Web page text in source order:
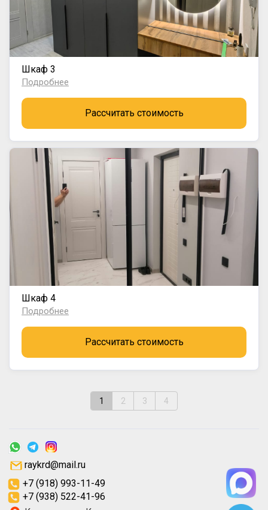
Шкаф 3
Подробнее
Рассчитать стоимость
Шкаф 4
Подробнее
Рассчитать стоимость
1 2 3 4
+7 (918) 993-11-49
+7 (938) 522-41-96
raykrd@mail.ru